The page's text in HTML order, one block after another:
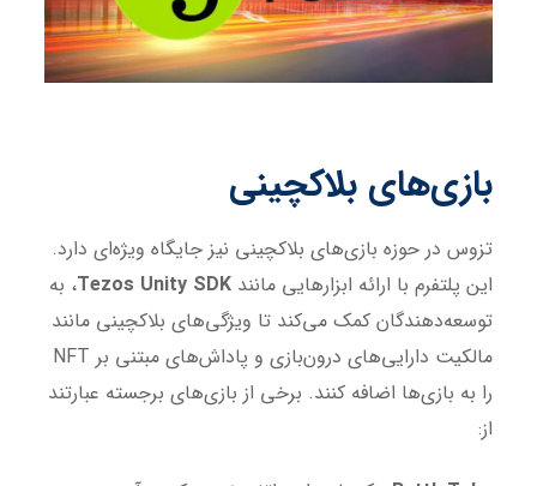
بازی‌های بلاکچینی
تزوس در حوزه بازی‌های بلاکچینی نیز جایگاه ویژه‌ای دارد.
این پلتفرم با ارائه ابزارهایی مانندTezos Unity SDK، به
توسعه‌دهندگان کمک می‌کند تا ویژگی‌های بلاکچینی مانند
مالکیت دارایی‌های درون‌بازی و پاداش‌های مبتنی بر NFT
را به بازی‌ها اضافه کنند. برخی از بازی‌های برجسته عبارتند
از: